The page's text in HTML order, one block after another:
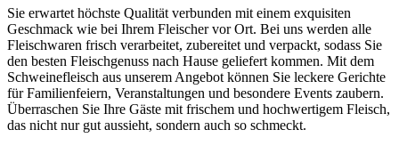
auf.
Die
Optionen
können
auf
der
Produktseite
gewählt
werden
Sie erwartet höchste Qualität verbunden mit einem exquisiten
Geschmack wie bei Ihrem Fleischer vor Ort. Bei uns werden alle
Fleischwaren frisch verarbeitet, zubereitet und verpackt, sodass Sie
den besten Fleischgenuss nach Hause geliefert kommen. Mit dem
Schweinefleisch aus unserem Angebot können Sie leckere Gerichte
für Familienfeiern, Veranstaltungen und besondere Events zaubern.
Überraschen Sie Ihre Gäste mit frischem und hochwertigem Fleisch,
das nicht nur gut aussieht, sondern auch so schmeckt.